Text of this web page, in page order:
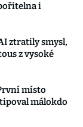
i
ztratily smysl,
z vysoké
místo
málokdo